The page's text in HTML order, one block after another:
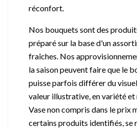
réconfort.
Nos bouquets sont des
préparé sur la base d'un
fraîches. Nos
la saison peuvent faire que le
puisse parfois différer du
valeur illustrative, en variété
Vase non compris dans le prix
certains produits identifiés, se